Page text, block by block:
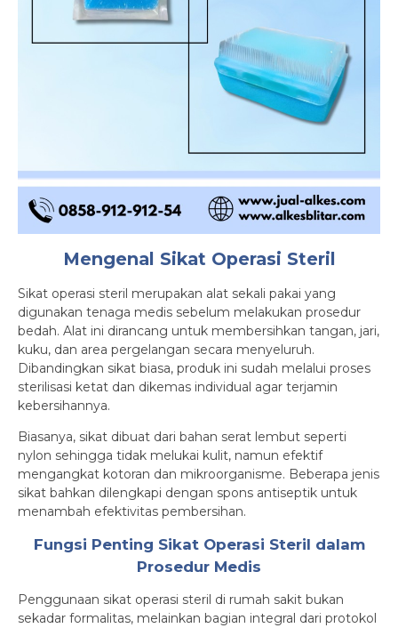
Mengenal Sikat Operasi Steril
Sikat operasi steril merupakan alat sekali pakai yang
digunakan tenaga medis sebelum melakukan prosedur
bedah. Alat ini dirancang untuk membersihkan tangan, jari,
kuku, dan area pergelangan secara menyeluruh.
Dibandingkan sikat biasa, produk ini sudah melalui proses
sterilisasi ketat dan dikemas individual agar terjamin
kebersihannya.
Biasanya, sikat dibuat dari bahan serat lembut seperti
nylon sehingga tidak melukai kulit, namun efektif
mengangkat kotoran dan mikroorganisme. Beberapa jenis
sikat bahkan dilengkapi dengan spons antiseptik untuk
menambah efektivitas pembersihan.
Fungsi Penting Sikat Operasi Steril dalam
Prosedur Medis
Penggunaan sikat operasi steril di rumah sakit bukan
sekadar formalitas, melainkan bagian integral dari protokol